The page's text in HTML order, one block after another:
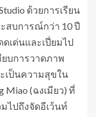
ด้วยการเรียน
สบการณ์กว่า 10 ปี
เด่นและเปี่ยมไป
ยบการวาดภาพ
เป็นความสุขใน
(ฉงเมียว) ที่
ไปถึงจัดอีเว้นท์